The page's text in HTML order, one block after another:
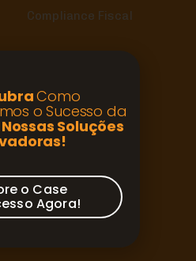
Compliance Fiscal
Como
o Sucesso da
Nossas Soluções
o Case
Agora!